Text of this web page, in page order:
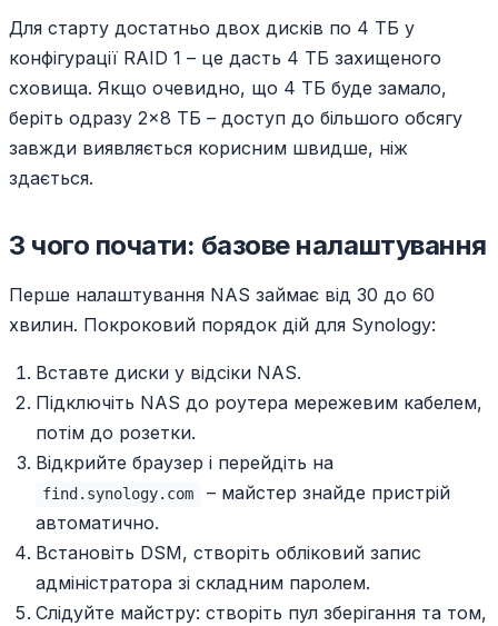
Для старту достатньо двох дисків по 4 ТБ у
конфігурації RAID 1 – це дасть 4 ТБ захищеного
сховища. Якщо очевидно, що 4 ТБ буде замало,
беріть одразу 2×8 ТБ – доступ до більшого обсягу
завжди виявляється корисним швидше, ніж
здається.
З чого почати: базове налаштування
Перше налаштування NAS займає від 30 до 60
хвилин. Покроковий порядок дій для Synology:
Вставте диски у відсіки NAS.
Підключіть NAS до роутера мережевим кабелем,
потім до розетки.
Відкрийте браузер і перейдіть на
find.synology.com
– майстер знайде пристрій
автоматично.
Встановіть DSM, створіть обліковий запис
адміністратора зі складним паролем.
Слідуйте майстру: створіть пул зберігання та том,